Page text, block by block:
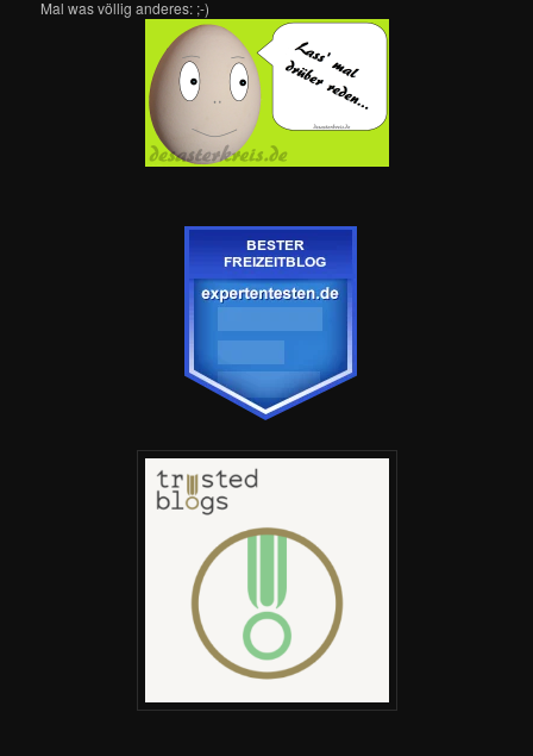
Mal was völlig anderes: ;-)